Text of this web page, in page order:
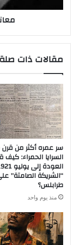
مقالات ذات صلة
سر عمره أكثر من
السرايا الحمراء: كيف
“الشريكة الصامتة”
طرابلس؟
منذ يوم واحد